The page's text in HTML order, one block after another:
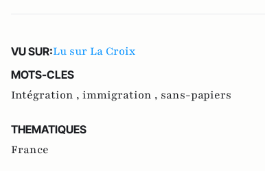
VU SUR:Lu sur La Croix
MOTS-CLES
Intégration , immigration , sans-papiers
THEMATIQUES
France